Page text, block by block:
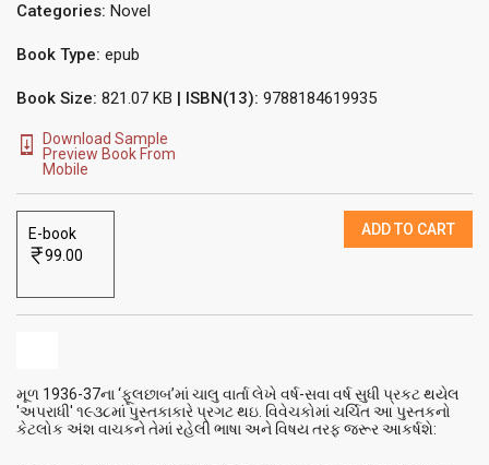
Categories: Novel
Book Type: epub
Book Size: 821.07 KB | ISBN(13): 9788184619935
Download Sample
Preview Book From
Mobile
E-book
99.00
ADD TO CART
મૂળ 1936-37ના ‘ફૂલછાબ’માં ચાલુ વાર્તા લેખે વર્ષ-સવા વર્ષ સુધી પ્રકટ થયેલ
'અપરાધી' ૧૯૩૮માં પુસ્તકાકારે પ્રગટ થઇ. વિવેચકોમાં ચર્ચિત આ પુસ્તકનો
કેટલોક અંશ વાચકને તેમાં રહેલી ભાષા અને વિષય તરફ જરૂર આકર્ષશે: